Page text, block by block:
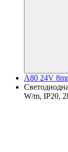
A80 24V
W/m, IP20,